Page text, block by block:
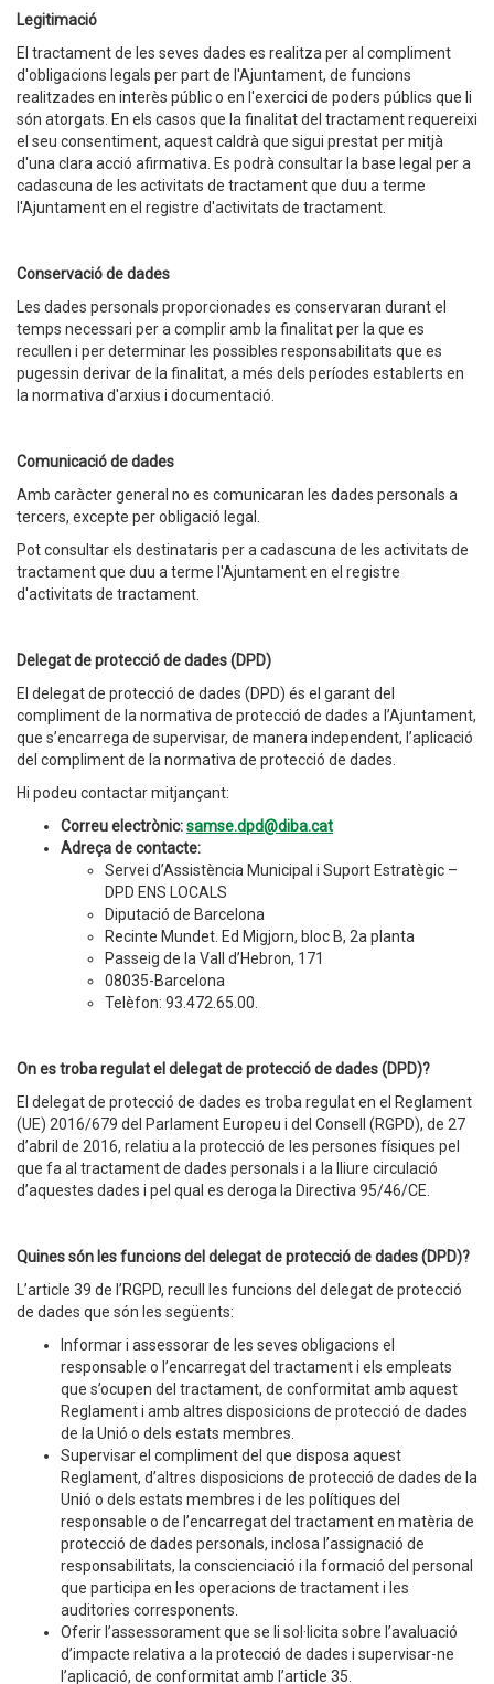
Legitimació
El tractament de les seves dades es realitza per al compliment
d'obligacions legals per part de l'Ajuntament, de funcions
realitzades en interès públic o en l'exercici de poders públics que li
són atorgats. En els casos que la finalitat del tractament requereixi
el seu consentiment, aquest caldrà que sigui prestat per mitjà
d'una clara acció afirmativa. Es podrà consultar la base legal per a
cadascuna de les activitats de tractament que duu a terme
l'Ajuntament en el registre d'activitats de tractament.
Conservació de dades
Les dades personals proporcionades es conservaran durant el
temps necessari per a complir amb la finalitat per la que es
recullen i per determinar les possibles responsabilitats que es
pugessin derivar de la finalitat, a més dels períodes establerts en
la normativa d'arxius i documentació.
Comunicació de dades
Amb caràcter general no es comunicaran les dades personals a
tercers, excepte per obligació legal.
Pot consultar els destinataris per a cadascuna de les activitats de
tractament que duu a terme l'Ajuntament en el registre
d'activitats de tractament.
Delegat de protecció de dades (DPD)
El delegat de protecció de dades (DPD) és el garant del
compliment de la normativa de protecció de dades a l’Ajuntament,
que s’encarrega de supervisar, de manera independent, l’aplicació
del compliment de la normativa de protecció de dades.
Hi podeu contactar mitjançant:
Correu electrònic:samse.dpd@diba.cat
Adreça de contacte:
Servei d’Assistència Municipal i Suport Estratègic –
DPD ENS LOCALS
Diputació de Barcelona
Recinte Mundet. Ed Migjorn, bloc B, 2a planta
Passeig de la Vall d’Hebron, 171
08035-Barcelona
Telèfon: 93.472.65.00.
On es troba regulat el delegat de protecció de dades (DPD)?
El delegat de protecció de dades es troba regulat en el Reglament
(UE) 2016/679 del Parlament Europeu i del Consell (RGPD), de 27
d’abril de 2016, relatiu a la protecció de les persones físiques pel
que fa al tractament de dades personals i a la lliure circulació
d’aquestes dades i pel qual es deroga la Directiva 95/46/CE.
Quines són les funcions del delegat de protecció de dades (DPD)?
L’article 39 de l’RGPD, recull les funcions del delegat de protecció
de dades que són les següents:
Informar i assessorar de les seves obligacions el
responsable o l’encarregat del tractament i els empleats
que s’ocupen del tractament, de conformitat amb aquest
Reglament i amb altres disposicions de protecció de dades
de la Unió o dels estats membres.
Supervisar el compliment del que disposa aquest
Reglament, d’altres disposicions de protecció de dades de la
Unió o dels estats membres i de les polítiques del
responsable o de l’encarregat del tractament en matèria de
protecció de dades personals, inclosa l’assignació de
responsabilitats, la conscienciació i la formació del personal
que participa en les operacions de tractament i les
auditories corresponents.
Oferir l’assessorament que se li sol·licita sobre l’avaluació
d’impacte relativa a la protecció de dades i supervisar-ne
l’aplicació, de conformitat amb l’article 35.